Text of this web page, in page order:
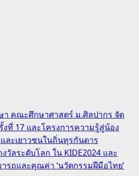
า คณะศึกษาศาสตร์ ม.ศิลปากร จัด
ที่ 17 และโครงการความรู้สู่น้อง
ละเยาวชนในถิ่นทุรกันดาร
วัลระดับโลก ใน KIDE2024 และ
รถและคุณค่า ‘นวัตกรรมฝีมือไทย’